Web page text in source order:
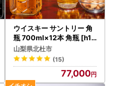
ウイスキー サントリー 角
瓶 700ml×12本 角瓶 [h16
9]
山梨県北杜市
(15)
77,000